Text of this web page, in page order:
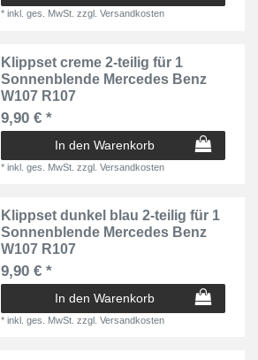
*inkl. ges. MwSt. zzgl.Versandkosten
Klippset creme 2-teilig für 1
Sonnenblende Mercedes Benz
W107 R107
9,90 € *
In den Warenkorb
*inkl. ges. MwSt. zzgl.Versandkosten
Klippset dunkel blau 2-teilig für 1
Sonnenblende Mercedes Benz
W107 R107
9,90 € *
In den Warenkorb
*inkl. ges. MwSt. zzgl.Versandkosten